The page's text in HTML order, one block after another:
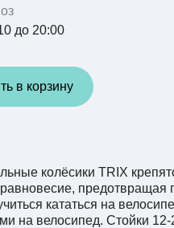
до 20:00
в корзину
колёсики TRIX
предотвращая
кататься на
на велосипед. Стойки